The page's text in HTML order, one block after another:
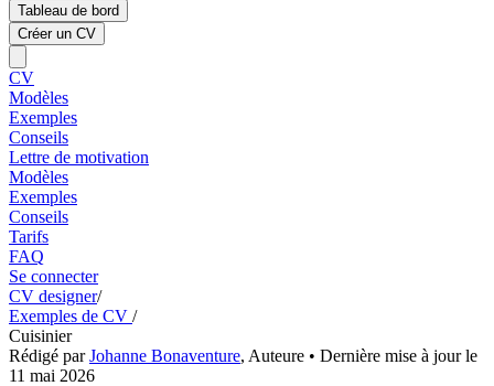
Tableau de bord
Créer un CV
CV
Modèles
Exemples
Conseils
Lettre de motivation
Modèles
Exemples
Conseils
Tarifs
FAQ
Se connecter
CV designer/
Exemples de CV /
Cuisinier
Rédigé parJohanne Bonaventure, Auteure • Dernière mise à jour le
11 mai 2026